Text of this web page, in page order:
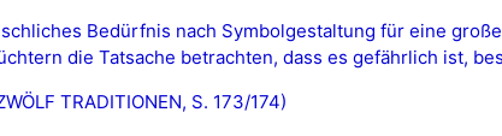
Bedürfnis nach Symbolgestaltung für eine
die Tatsache betrachten, dass es gefährlich ist,
TRADITIONEN, S. 173/174)